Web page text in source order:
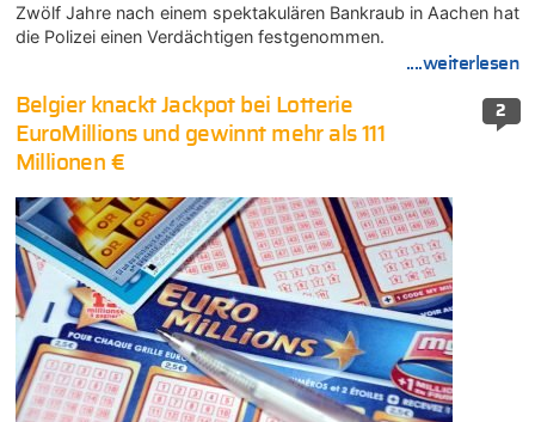
Zwölf Jahre nach einem spektakulären Bankraub in Aachen hat
die Polizei einen Verdächtigen festgenommen.
....weiterlesen
2
Belgier knackt Jackpot bei Lotterie
EuroMillions und gewinnt mehr als 111
Millionen €